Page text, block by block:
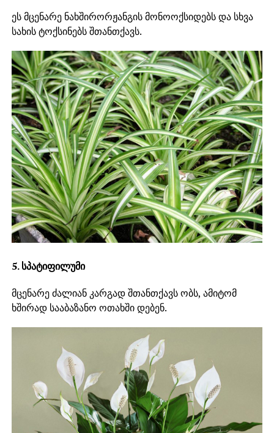
ეს მცენარე ნახშირორჟანგის მონოოქსიდებს და სხვა
სახის ტოქსინებს შთანთქავს.
5. სპატიფილუმი
მცენარე ძალიან კარგად შთანთქავს ობს, ამიტომ
ხშირად სააბაზანო ოთახში დებენ.